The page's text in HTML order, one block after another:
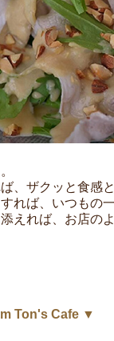
、ザクッと食感
れば、いつもの
えれば、お店の
Ton's Cafe ▼